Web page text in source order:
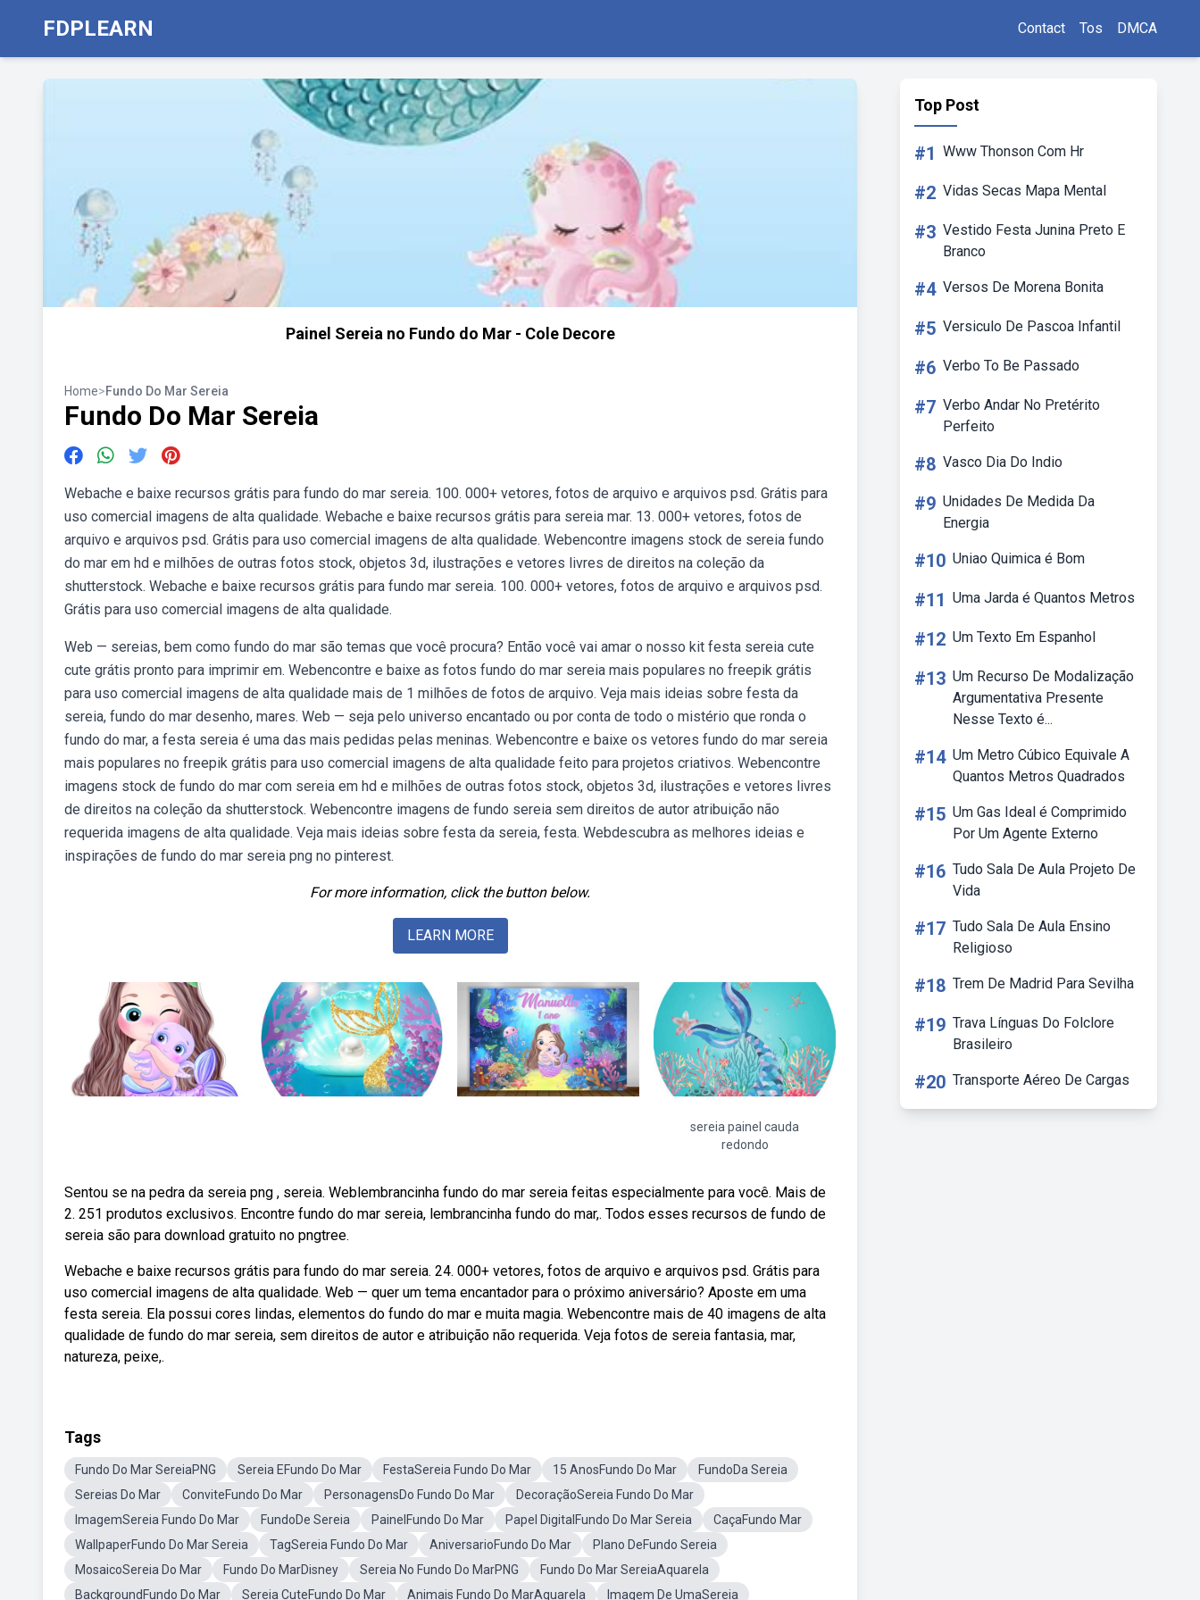
FDPLEARN Contact Tos DMCA
Painel Sereia no Fundo do Mar - Cole Decore
Home>Fundo Do Mar Sereia
Fundo Do Mar Sereia
Webache e baixe recursos grátis para fundo do mar sereia. 100. 000+ vetores, fotos de arquivo e arquivos psd. Grátis para
uso comercial imagens de alta qualidade. Webache e baixe recursos grátis para sereia mar. 13. 000+ vetores, fotos de
arquivo e arquivos psd. Grátis para uso comercial imagens de alta qualidade. Webencontre imagens stock de sereia fundo
do mar em hd e milhões de outras fotos stock, objetos 3d, ilustrações e vetores livres de direitos na coleção da
shutterstock. Webache e baixe recursos grátis para fundo mar sereia. 100. 000+ vetores, fotos de arquivo e arquivos psd.
Grátis para uso comercial imagens de alta qualidade.
Web — sereias, bem como fundo do mar são temas que você procura? Então você vai amar o nosso kit festa sereia cute
cute grátis pronto para imprimir em. Webencontre e baixe as fotos fundo do mar sereia mais populares no freepik grátis
para uso comercial imagens de alta qualidade mais de 1 milhões de fotos de arquivo. Veja mais ideias sobre festa da
sereia, fundo do mar desenho, mares. Web — seja pelo universo encantado ou por conta de todo o mistério que ronda o
fundo do mar, a festa sereia é uma das mais pedidas pelas meninas. Webencontre e baixe os vetores fundo do mar sereia
mais populares no freepik grátis para uso comercial imagens de alta qualidade feito para projetos criativos. Webencontre
imagens stock de fundo do mar com sereia em hd e milhões de outras fotos stock, objetos 3d, ilustrações e vetores livres
de direitos na coleção da shutterstock. Webencontre imagens de fundo sereia sem direitos de autor atribuição não
requerida imagens de alta qualidade. Veja mais ideias sobre festa da sereia, festa. Webdescubra as melhores ideias e
inspirações de fundo do mar sereia png no pinterest.
For more information, click the button below.
LEARN MORE
sereia painel cauda
redondo
Sentou se na pedra da sereia png , sereia. Weblembrancinha fundo do mar sereia feitas especialmente para você. Mais de
2. 251 produtos exclusivos. Encontre fundo do mar sereia, lembrancinha fundo do mar,. Todos esses recursos de fundo de
sereia são para download gratuito no pngtree.
Webache e baixe recursos grátis para fundo do mar sereia. 24. 000+ vetores, fotos de arquivo e arquivos psd. Grátis para
uso comercial imagens de alta qualidade. Web — quer um tema encantador para o próximo aniversário? Aposte em uma
festa sereia. Ela possui cores lindas, elementos do fundo do mar e muita magia. Webencontre mais de 40 imagens de alta
qualidade de fundo do mar sereia, sem direitos de autor e atribuição não requerida. Veja fotos de sereia fantasia, mar,
natureza, peixe,.
Tags
Fundo Do Mar SereiaPNG Sereia EFundo Do Mar FestaSereia Fundo Do Mar 15 AnosFundo Do Mar
FundoDa Sereia
Sereias Do Mar
ConviteFundo Do Mar PersonagensDo Fundo Do Mar
DecoraçãoSereia Fundo Do Mar
ImagemSereia Fundo Do Mar
FundoDe Sereia PainelFundo Do Mar Papel DigitalFundo Do Mar Sereia
CaçaFundo Mar
WallpaperFundo Do Mar Sereia
TagSereia Fundo Do Mar AniversarioFundo Do Mar
Plano DeFundo Sereia
MosaicoSereia Do Mar
Fundo Do MarDisney Sereia No Fundo Do MarPNG
Fundo Do Mar SereiaAquarela
BackgroundFundo Do Mar
Sereia CuteFundo Do Mar Animais Fundo Do MarAquarela
Imagem De UmaSereia
Top Post
#1 Www Thonson Com Hr
#2 Vidas Secas Mapa Mental
#3 Vestido Festa Junina Preto E
Branco
#4 Versos De Morena Bonita
#5 Versiculo De Pascoa Infantil
#6 Verbo To Be Passado
#7 Verbo Andar No Pretérito
Perfeito
#8 Vasco Dia Do Indio
#9 Unidades De Medida Da
Energia
#10 Uniao Quimica é Bom
#11 Uma Jarda é Quantos Metros
#12 Um Texto Em Espanhol
#13 Um Recurso De Modalização
Argumentativa Presente
Nesse Texto é...
#14 Um Metro Cúbico Equivale A
Quantos Metros Quadrados
#15 Um Gas Ideal é Comprimido
Por Um Agente Externo
#16 Tudo Sala De Aula Projeto De
Vida
#17 Tudo Sala De Aula Ensino
Religioso
#18 Trem De Madrid Para Sevilha
#19 Trava Línguas Do Folclore
Brasileiro
#20 Transporte Aéreo De Cargas